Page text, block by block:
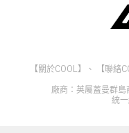
【關於COOL】 、 【聯絡
廠商：英屬蓋曼群島
統